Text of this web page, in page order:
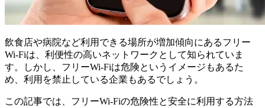
飲食店や病院など利用できる場所が増加傾向にあるフリー
Wi-Fiは、利便性の高いネットワークとして知られていま
す。しかし、フリーWi-Fiは危険というイメージもあるた
め、利用を禁止している企業もあるでしょう。
この記事では、フリーWi-Fiの危険性と安全に利用する方法